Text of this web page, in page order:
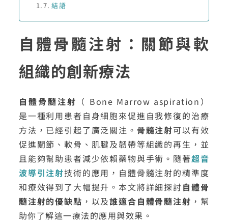
結語
自體骨髓注射：關節與軟
組織的創新療法
自體骨髓注射 （ Bone Marrow aspiration）
是一種利用患者自身細胞來促進自我修復的治療
方法，已經引起了廣泛關注。 骨髓注射可以有效
促進關節、軟骨、肌腱及韌帶等組織的再生，並
且能夠幫助患者減少依賴藥物與手術。隨著超音
波導引注射技術的應用，自體骨髓注射的精準度
和療效得到了大幅提升。本文將詳細探討自體骨
髓注射的優缺點 ，以及誰適合自體骨髓注射 ，幫
助你了解這一療法的應用與效果。